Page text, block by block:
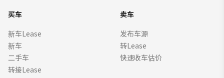
买车
新车Lease
新车
二手车
转接Lease
卖车
发布车源
转Lease
快速收车估价